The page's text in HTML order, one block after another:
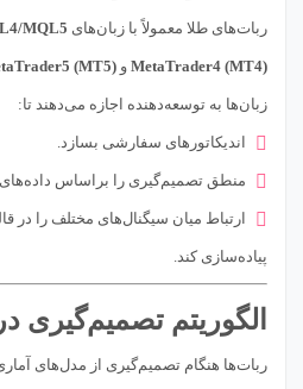
ربات‌های طلا معمولاً با زبان‌های MQL5
MetaTrader4 (MT4) و (MT5)
زبان‌ها به توسعه‌دهنده اجازه می‌دهند تا:
اندیکاتورهای سفارشی بسازد.
منطق تصمیم‌گیری را براساس داده‌های
ارتباط میان سیگنال‌های مختلف را در
پیاده‌سازی کند.
الگوریتم تصمیم‌گیری
ربات‌ها هنگام تصمیم‌گیری از مدل‌های